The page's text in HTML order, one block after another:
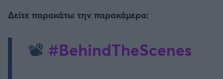
Δείτε παρακάτω την παρακάμερα:
📽 #BehindTheScenes